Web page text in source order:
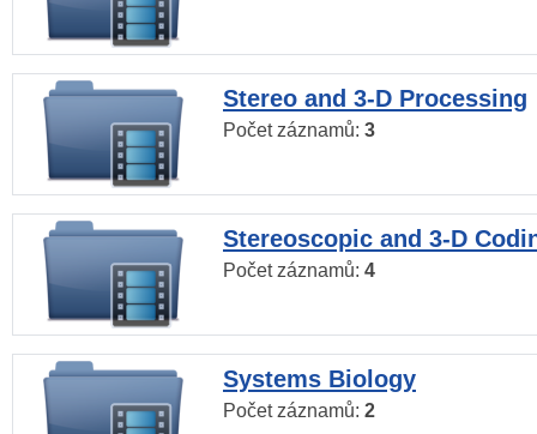
Stereo and 3-D Processing
Počet záznamů: 3
Stereoscopic and 3-D
Počet záznamů: 4
Systems Biology
Počet záznamů: 2